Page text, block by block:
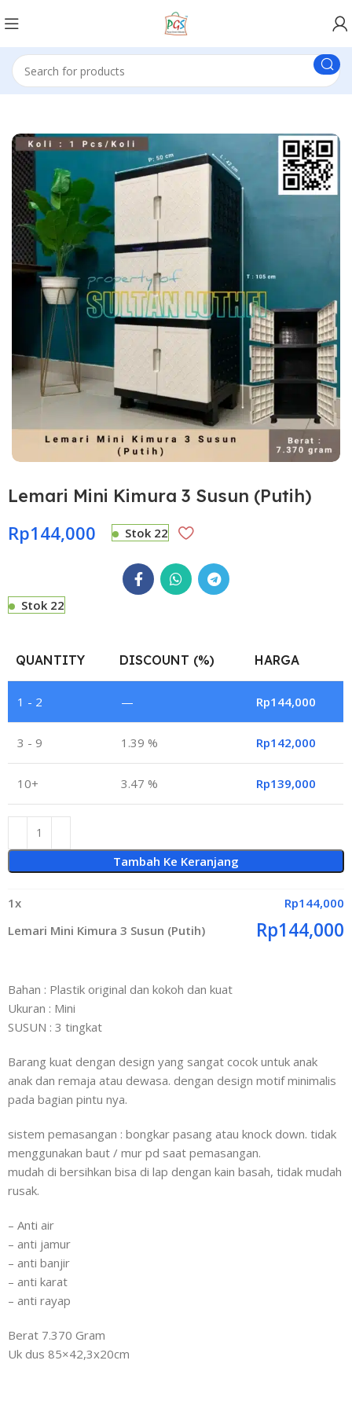
Lemari Mini Kimura 3 Susun (Putih)
Rp144,000 Stok 22
Stok 22
QUANTITY DISCOUNT (%) HARGA
1 - 2 — Rp144,000
3 - 9 1.39 % Rp142,000
10+ 3.47 % Rp139,000
Tambah Ke Keranjang
1x Rp144,000
Lemari Mini Kimura 3 Susun (Putih)
Rp144,000
Bahan : Plastik original dan kokoh dan kuat
Ukuran : Mini
SUSUN : 3 tingkat
Barang kuat dengan design yang sangat cocok untuk anak
anak dan remaja atau dewasa. dengan design motif minimalis
pada bagian pintu nya.
sistem pemasangan : bongkar pasang atau knock down. tidak
menggunakan baut / mur pd saat pemasangan.
mudah di bersihkan bisa di lap dengan kain basah, tidak mudah
rusak.
– Anti air
– anti jamur
– anti banjir
– anti karat
– anti rayap
Berat 7.370 Gram
Uk dus 85×42,3x20cm